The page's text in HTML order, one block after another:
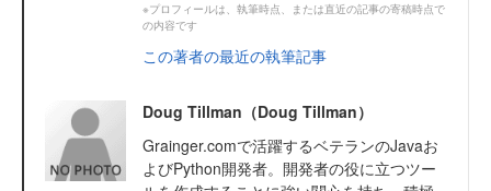
※プロフィールは、執筆時点、または直近の記事の寄稿時点で
の内容です
この著者の最近の執筆記事
Doug Tillman（Doug Tillman）
Grainger.comで活躍するベテランのJavaお
よびPython開発者。開発者の役に立つツー